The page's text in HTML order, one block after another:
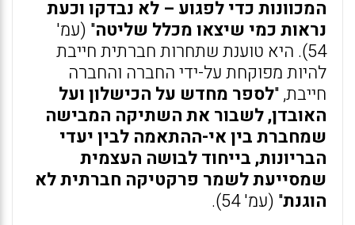
המכוונות כדי לפגוע – לא נבדקו וכעת
נראות כמי שיצאו מכלל שליטה" (עמ'
54). היא טוענת שתחרות חברתית חייבת
להיות מפוקחת על-ידי החברה והחברה
חייבת, "לספר מחדש על הכישלון ועל
האובדן, לשבור את השתיקה המבישה
שמחברת בין אי-ההתאמה לבין יעדי
הבריונות, בייחוד לבושה העצמית
שמסייעת לשמר פרקטיקה חברתית לא
הוגנת" (עמ' 54).